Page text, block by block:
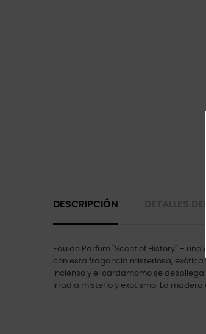
DESCRIPCIÓN DETALLES
Eau de Parfum "Scent of History" –
con esta fragancia misteriosa, exótica
incienso y el cardamomo se
irradia misterio y exotismo. La